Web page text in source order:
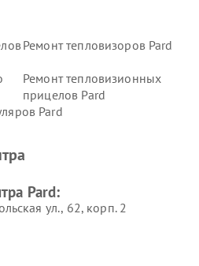
Ремонт тепловизоров Pard
Ремонт тепловизионных
прицелов Pard
Pard
Pard:
ул., 62, корп. 2